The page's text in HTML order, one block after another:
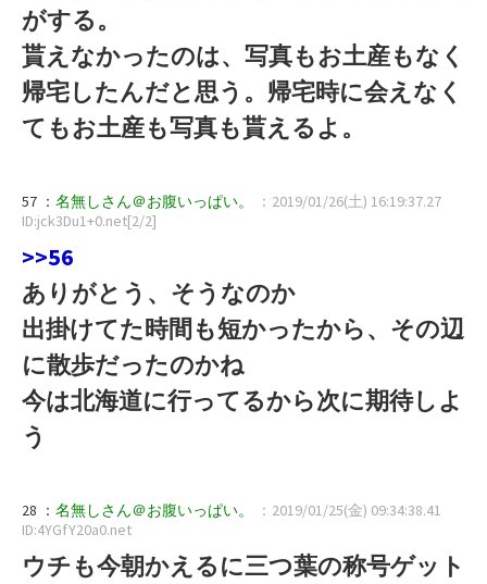
がする。
貰えなかったのは、写真もお土産もなく
帰宅したんだと思う。帰宅時に会えなく
てもお土産も写真も貰えるよ。
57 ： 名無しさん＠お腹いっぱい。
：2019/01/26(土) 16:19:37.27
ID:jck3Du1+0.net[2/2]
>>56
ありがとう、そうなのか
出掛けてた時間も短かったから、その辺
に散歩だったのかね
今は北海道に行ってるから次に期待しよ
う
28 ： 名無しさん＠お腹いっぱい。
：2019/01/25(金) 09:34:38.41
ID:4YGfY20a0.net
ウチも今朝かえるに三つ葉の称号ゲット